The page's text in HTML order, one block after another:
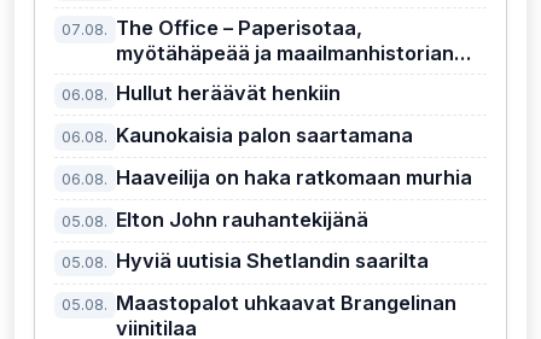
07.08. The Office – Paperisotaa,
myötähäpeää ja maailmanhistorian
kiusallisin pomo
06.08. Hullut heräävät henkiin
06.08. Kaunokaisia palon saartamana
06.08. Haaveilija on haka ratkomaan murhia
05.08. Elton John rauhantekijänä
05.08. Hyviä uutisia Shetlandin saarilta
05.08. Maastopalot uhkaavat Brangelinan
viinitilaa